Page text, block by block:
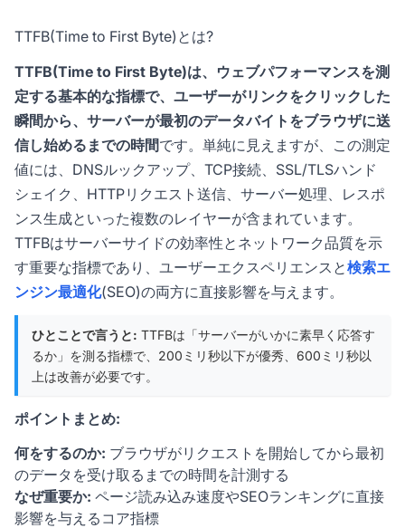
TTFB(Time to First Byte)とは?
TTFB(Time to First Byte)は、ウェブパフォーマンスを測
定する基本的な指標で、ユーザーがリンクをクリックした
瞬間から、サーバーが最初のデータバイトをブラウザに送
信し始めるまでの時間です。単純に見えますが、この測定
値には、DNSルックアップ、TCP接続、SSL/TLSハンド
シェイク、HTTPリクエスト送信、サーバー処理、レスポ
ンス生成といった複数のレイヤーが含まれています。
TTFBはサーバーサイドの効率性とネットワーク品質を示
す重要な指標であり、ユーザーエクスペリエンスと検索エ
ンジン最適化(SEO)の両方に直接影響を与えます。
ひとことで言うと: TTFBは「サーバーがいかに素早く応答す
るか」を測る指標で、200ミリ秒以下が優秀、600ミリ秒以
上は改善が必要です。
ポイントまとめ:
何をするのか: ブラウザがリクエストを開始してから最初
のデータを受け取るまでの時間を計測する
なぜ重要か: ページ読み込み速度やSEOランキングに直接
影響を与えるコア指標